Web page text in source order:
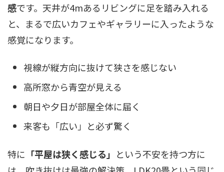
感です。天井が4mあるリビングに足を踏み入れる
と、まるで広いカフェやギャラリーに入ったような
感覚になります。
視線が縦方向に抜けて狭さを感じない
高所窓から青空が見える
朝日や夕日が部屋全体に届く
来客も「広い」と必ず驚く
特に 「平屋は狭く感じる」 という不安を持つ方に